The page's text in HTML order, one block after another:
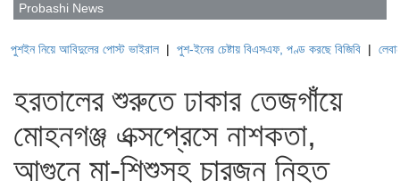
Probashi News
আবিদুলের পোস্ট ভাইরাল|পুশ-ইনের চেষ্টায় বিএসএফ, পণ্ড করছে বিজিবি|লেবাননের
হরতালের শুরুতে ঢাকার তেজগাঁয়ে
মোহনগঞ্জ এক্সপ্রেসে নাশকতা,
আগুনে মা-শিশুসহ চারজন নিহত